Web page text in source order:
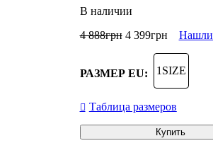
В наличии
4 888грн 4 399грн Нашли
РАЗМЕР EU: 1SIZE
Таблица размеров
Купить